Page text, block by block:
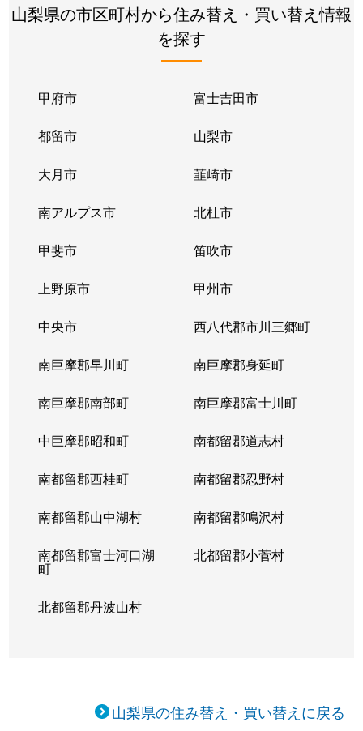
山梨県の市区町村から住み替え・買い替え情報
を探す
甲府市 富士吉田市
都留市 山梨市
大月市 韮崎市
南アルプス市 北杜市
甲斐市 笛吹市
上野原市 甲州市
中央市 西八代郡市川三郷町
南巨摩郡早川町 南巨摩郡身延町
南巨摩郡南部町 南巨摩郡富士川町
中巨摩郡昭和町 南都留郡道志村
南都留郡西桂町 南都留郡忍野村
南都留郡山中湖村 南都留郡鳴沢村
南都留郡富士河口湖
町
北都留郡小菅村
北都留郡丹波山村
山梨県の住み替え・買い替えに戻る